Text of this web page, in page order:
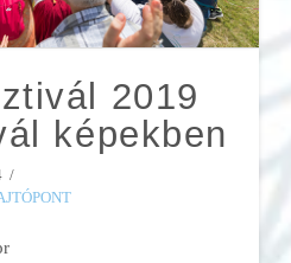
2019
képekben